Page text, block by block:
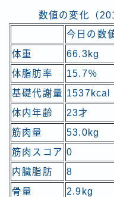
数値の変化（
今日の数
体重
66.3kg
体脂肪率
15.7％
基礎代謝量 1537kcal
体内年齢
23才
筋肉量
53.0kg
筋肉スコア 0
内臓脂肪
8
骨量
2.9kg